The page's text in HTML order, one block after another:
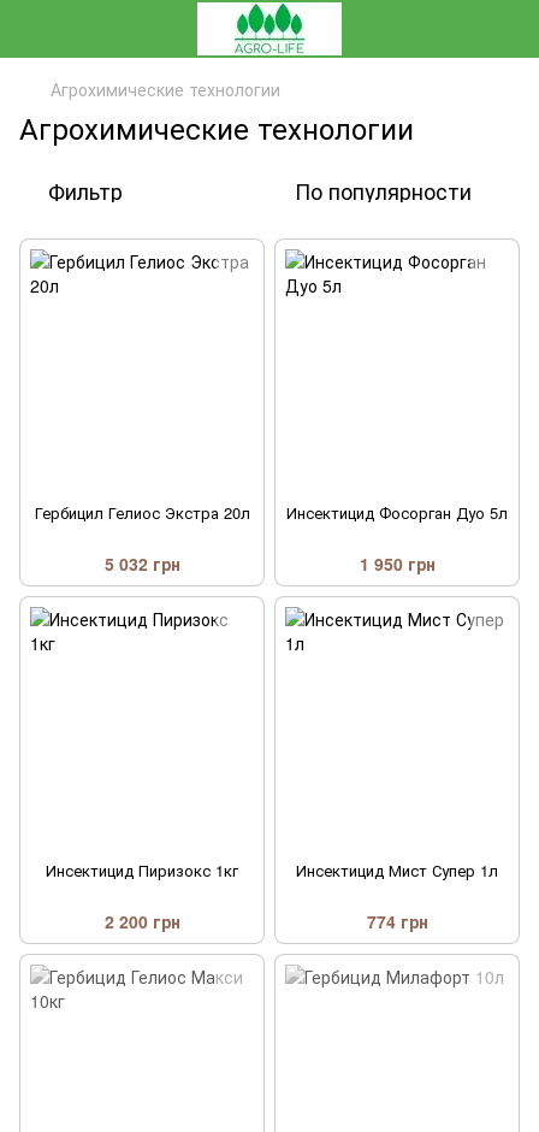
Агрохимические технологии
Агрохимические технологии
Фильтр По популярности
Гербицил Гелиос Экстра 20л
5 032 грн
Инсектицид Фосорган Дуо 5л
1 950 грн
Инсектицид Пиризокс 1кг
2 200 грн
Инсектицид Мист Супер 1л
774 грн